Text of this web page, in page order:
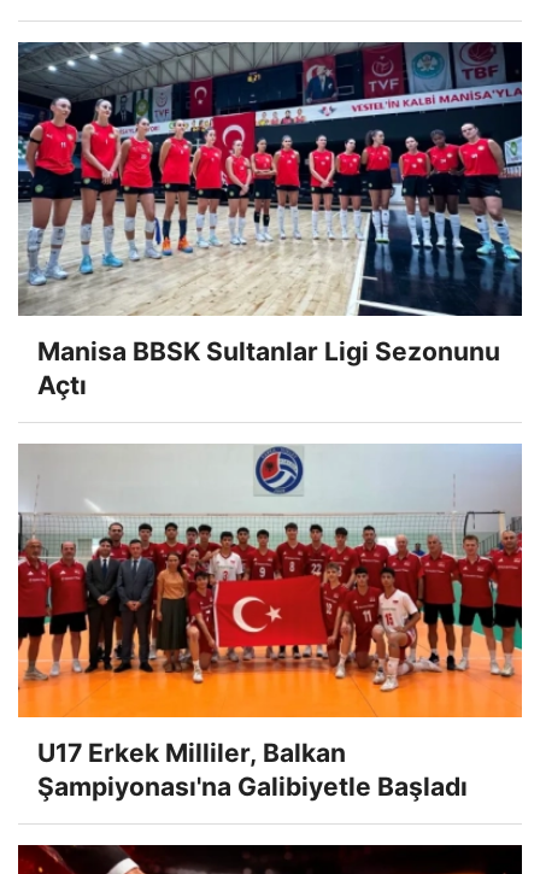
Manisa BBSK Sultanlar Ligi Sezonunu
Açtı
U17 Erkek Milliler, Balkan
Şampiyonası'na Galibiyetle Başladı